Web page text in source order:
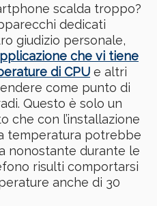
scalda troppo?
dedicati
giudizio personale,
che vi tiene
di CPU e altri
come punto di
Questo è solo un
che con l’installazione
temperatura potrebbe
nonostante durante le
risulti comportarsi
anche di 30